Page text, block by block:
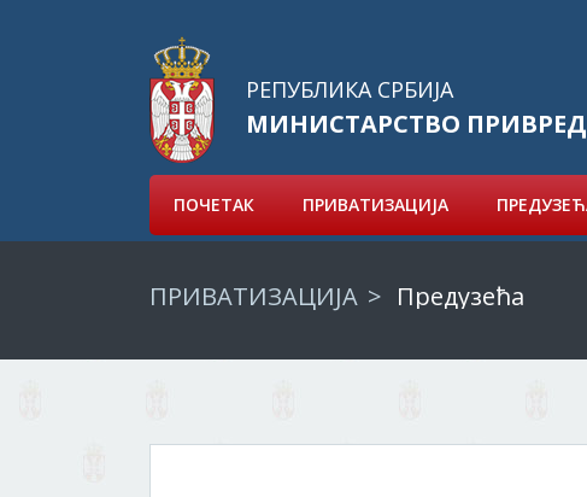
РЕПУБЛИКА СРБИЈА
МИНИСТАРСТВО
ПОЧЕТАК ПРИВАТИЗАЦИЈА
ПРИВАТИЗАЦИЈА Предузећа